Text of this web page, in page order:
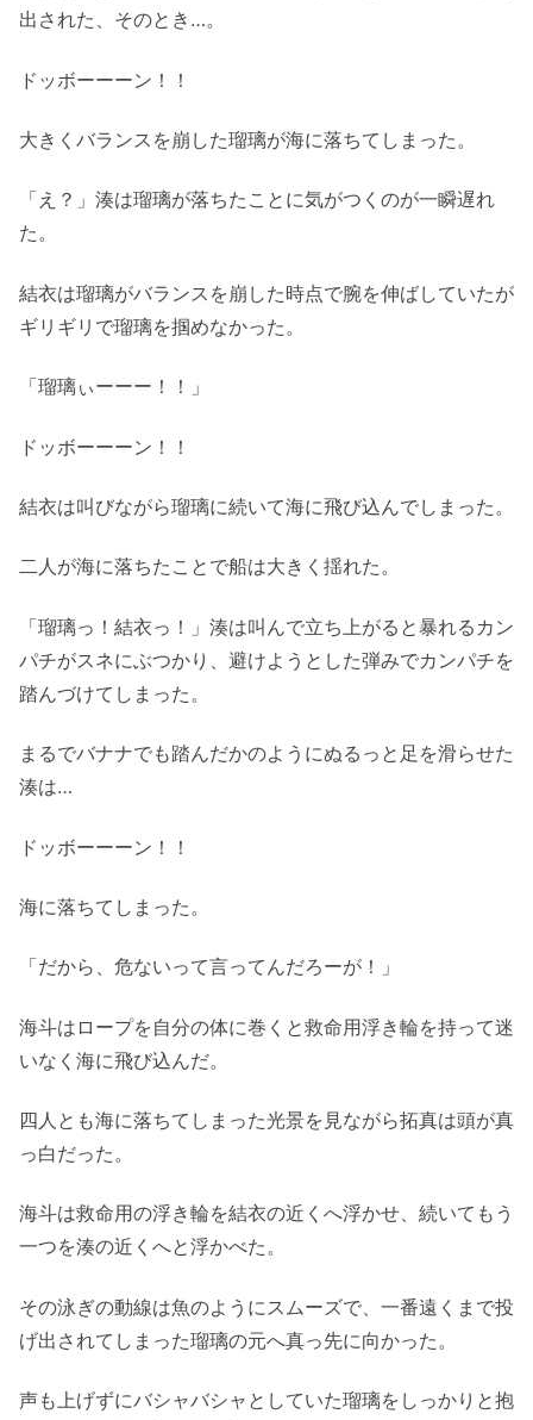
出された、そのとき…。
ドッボーーーン！！
大きくバランスを崩した瑠璃が海に落ちてしまった。
「え？」湊は瑠璃が落ちたことに気がつくのが一瞬遅れ
た。
結衣は瑠璃がバランスを崩した時点で腕を伸ばしていたが
ギリギリで瑠璃を掴めなかった。
「瑠璃ぃーーー！！」
ドッボーーーン！！
結衣は叫びながら瑠璃に続いて海に飛び込んでしまった。
二人が海に落ちたことで船は大きく揺れた。
「瑠璃っ！結衣っ！」湊は叫んで立ち上がると暴れるカン
パチがスネにぶつかり、避けようとした弾みでカンパチを
踏んづけてしまった。
まるでバナナでも踏んだかのようにぬるっと足を滑らせた
湊は…
ドッボーーーン！！
海に落ちてしまった。
「だから、危ないって言ってんだろーが！」
海斗はロープを自分の体に巻くと救命用浮き輪を持って迷
いなく海に飛び込んだ。
四人とも海に落ちてしまった光景を見ながら拓真は頭が真
っ白だった。
海斗は救命用の浮き輪を結衣の近くへ浮かせ、続いてもう
一つを湊の近くへと浮かべた。
その泳ぎの動線は魚のようにスムーズで、一番遠くまで投
げ出されてしまった瑠璃の元へ真っ先に向かった。
声も上げずにバシャバシャとしていた瑠璃をしっかりと抱